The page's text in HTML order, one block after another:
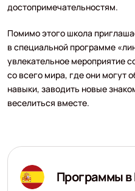
достопримечательностям.
Помимо этого школа
в специальной программе
увлекательное мероприятие
со всего мира, где они могут
навыки, заводить новые
веселиться вместе.
Программы в